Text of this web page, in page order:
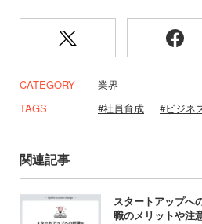
CATEGORY
業界
TAGS
社員育成 ビジネ
関連記事
スタートアップへ
職のメリットや注